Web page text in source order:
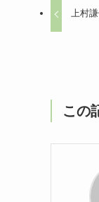
上村
この